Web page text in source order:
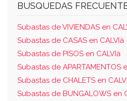
BUSQUEDAS
Subastas de VIVIENDAS en
Subastas de CASAS en CALVIà
Subastas de PISOS en CALVIà
Subastas de APARTAMENTOS
Subastas de CHALETS en
Subastas de BUNGALOWS en